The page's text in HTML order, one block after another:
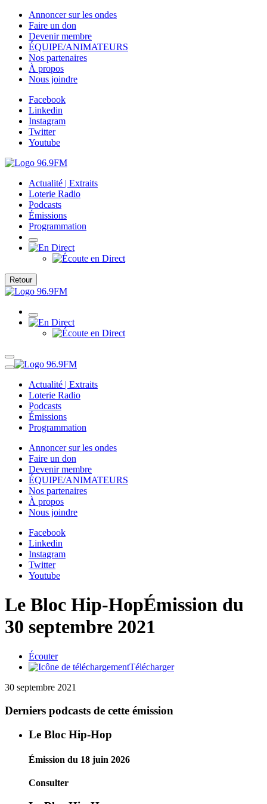
Annoncer sur les ondes
Faire un don
Devenir membre
ÉQUIPE/ANIMATEURS
Nos partenaires
À propos
Nous joindre
Facebook
Linkedin
Instagram
Twitter
Youtube
Actualité | Extraits
Loterie Radio
Podcasts
Émissions
Programmation
Retour
Actualité | Extraits
Loterie Radio
Podcasts
Émissions
Programmation
Annoncer sur les ondes
Faire un don
Devenir membre
ÉQUIPE/ANIMATEURS
Nos partenaires
À propos
Nous joindre
Facebook
Linkedin
Instagram
Twitter
Youtube
Le Bloc Hip-HopÉmission du
30 septembre 2021
Écouter
Télécharger
30 septembre 2021
Derniers podcasts de cette émission
Le Bloc Hip-Hop
Émission du 18 juin 2026
Consulter